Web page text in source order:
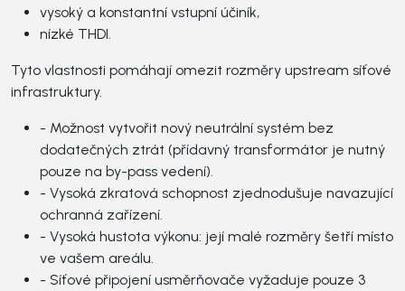
vysoký a konstantní vstupní účiník,
nízké THDI.
Tyto vlastnosti pomáhají omezit rozměry upstream síťové
infrastruktury.
- Možnost vytvořit nový neutrální systém bez
dodatečných ztrát (přídavný transformátor je nutný
pouze na by-pass vedení).
- Vysoká zkratová schopnost zjednodušuje navazující
ochranná zařízení.
- Vysoká hustota výkonu: její malé rozměry šetří místo
ve vašem areálu.
- Síťové připojení usměrňovače vyžaduje pouze 3